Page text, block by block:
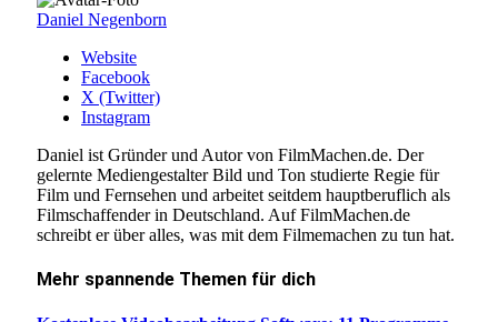
Daniel Negenborn
Website
Facebook
X (Twitter)
Instagram
Daniel ist Gründer und Autor von FilmMachen.de. Der
gelernte Mediengestalter Bild und Ton studierte Regie für
Film und Fernsehen und arbeitet seitdem hauptberuflich als
Filmschaffender in Deutschland. Auf FilmMachen.de
schreibt er über alles, was mit dem Filmemachen zu tun hat.
Mehr spannende Themen für dich